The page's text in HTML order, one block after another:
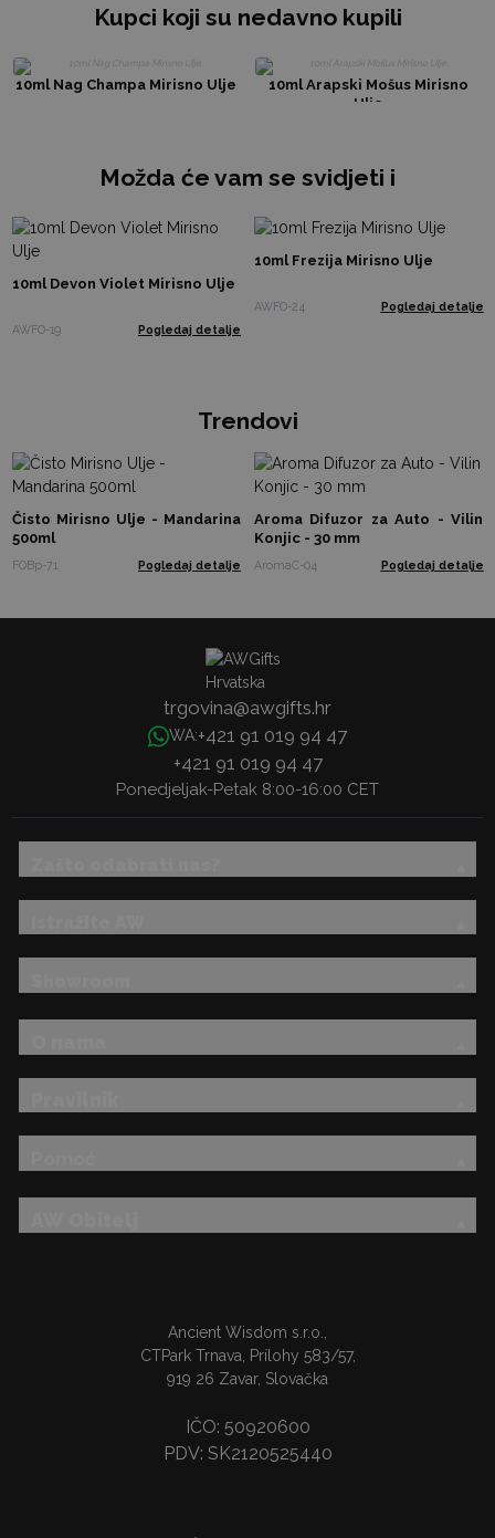
Kupci koji su nedavno kupili
10ml Nag Champa Mirisno Ulje
10ml Arapski Mošus Mirisno
Ulje
Možda će vam se svidjeti i
10ml Devon Violet Mirisno Ulje
AWFO-19 Pogledaj detalje
10ml Frezija Mirisno Ulje
AWFO-24 Pogledaj detalje
Trendovi
Čisto Mirisno Ulje - Mandarina
500ml
FOBp-71 Pogledaj detalje
Aroma Difuzor za Auto - Vilin
Konjic - 30 mm
AromaC-04 Pogledaj detalje
trgovina@awgifts.hr
WA:+421 91 019 94 47
+421 91 019 94 47
Ponedjeljak-Petak 8:00-16:00 CET
Ancient Wisdom s.r.o.,
CTPark Trnava, Prílohy 583/57,
919 26 Zavar, Slovačka
IČO: 50920600
PDV: SK2120525440